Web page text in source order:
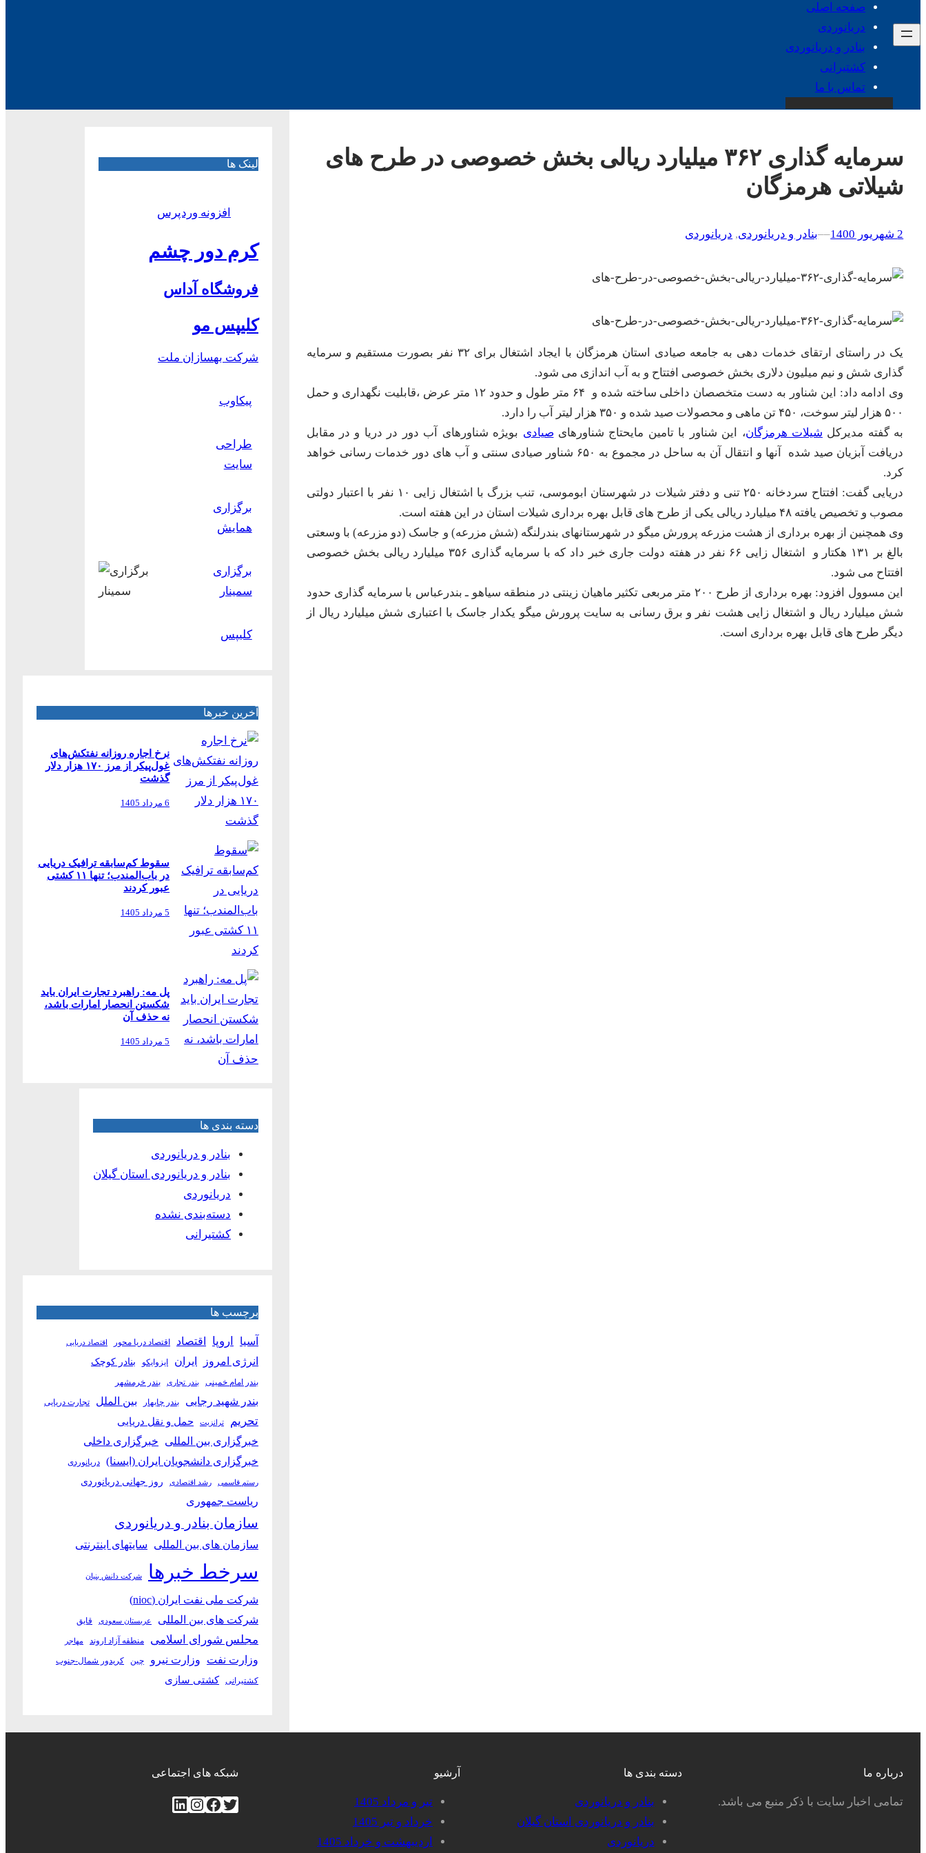
صفحه اصلی
دریانوردی
بنادر و دریانوردی
کشتیرانی
تماس با ما
سرمایه گذاری ۳۶۲ میلیارد ریالی بخش خصوصی در طرح های
شیلاتی هرمزگان
2 شهریور 1400 –
–بنادر و دریانوردی, دریانوردی
یک در راستای ارتقای خدمات دهی به جامعه صیادی استان هرمزگان با ایجاد اشتغال برای ۳۲ نفر بصورت مستقیم و سرمایه
گذاری شش و نیم میلیون دلاری بخش خصوصی افتتاح و به آب اندازی می شود.
وی ادامه داد: این شناور به دست متخصصان داخلی ساخته شده و ۶۴ متر طول و حدود ۱۲ متر عرض ،قابلیت نگهداری و حمل
۵۰۰ هزار لیتر سوخت، ۴۵۰ تن ماهی و محصولات صید شده و ۳۵۰ هزار لیتر آب را دارد.
به گفته مدیرکل شیلات هرمزگان، این شناور با تامین مایحتاج شناورهایصیادی بویژه شناورهای آب دور در دریا و در مقابل
دریافت آبزیان صید شده آنها و انتقال آن به ساحل در مجموع به ۶۵۰ شناور صیادی سنتی و آب های دور خدمات رسانی خواهد
کرد.
دریایی گفت: افتتاح سردخانه ۲۵۰ تنی و دفتر شیلات در شهرستان ابوموسی، تنب بزرگ با اشتغال زایی ۱۰ نفر با اعتبار دولتی
مصوب و تخصیص یافته ۴۸ میلیارد ریالی یکی از طرح های قابل بهره برداری شیلات استان در این هفته است.
وی همچنین از بهره برداری از هشت مزرعه پرورش میگو در شهرستانهای بندرلنگه (شش مزرعه) و جاسک (دو مزرعه) با وسعتی
بالغ بر ۱۳۱ هکتار و اشتغال زایی ۶۶ نفر در هفته دولت جاری خبر داد که با سرمایه گذاری ۳۵۶ میلیارد ریالی بخش خصوصی
افتتاح می شود.
این مسوول افزود: بهره برداری از طرح ۲۰۰ متر مربعی تکثیر ماهیان زینتی در منطقه سیاهو ـ بندرعباس با سرمایه گذاری حدود
شش میلیارد ریال و اشتغال زایی هشت نفر و برق رسانی به سایت پرورش میگو یکدار جاسک با اعتباری شش میلیارد ریال از
دیگر طرح های قابل بهره برداری است.
لینک ها
افزونه وردپرس
کرم دور چشم
فروشگاه آداس
کلیپس مو
شرکت بهسازان ملت
پیکاوب
طراحی
سایت
برگزاری
همایش
برگزاری
سمینار
کلیپس
آخرین خبرها
نرخ اجاره روزانه نفتکش‌های
غول‌پیکر از مرز ۱۷۰ هزار دلار
گذشت
6 مرداد 1405
سقوط کم‌سابقه ترافیک دریایی
در باب‌المندب؛ تنها ۱۱ کشتی
عبور کردند
5 مرداد 1405
پل مه: راهبرد تجارت ایران باید
شکستن انحصار امارات باشد،
نه حذف آن
5 مرداد 1405
دسته بندی ها
بنادر و دریانوردی
بنادر و دریانوردی استان گیلان
دریانوردی
دسته‌بندی نشده
کشتیرانی
برچسب ها
آسیا اروپا اقتصاد اقتصاد دریا محور اقتصاد دریایی
انرژی امروز ایران ایزوایکو بنادر کوچک
بندر امام خمینی بندر تجاری بندر خرمشهر
بندر شهید رجایی بندر چابهار بین الملل تجارت دریایی
تحریم ترانزیت حمل و نقل دریایی
خبرگزاری بین المللی خبرگزاری داخلی
خبرگزاری دانشجویان ایران (ایسنا)
دریانوردی
رستم قاسمی رشد اقتصادی روز جهانی دریانوردی
ریاست جمهوری
سازمان بنادر و دریانوردی
سازمان های بین المللی سایتهای اینترنتی
سرخط خبرها شرکت دانش بنیان
شرکت ملی نفت ایران (nioc)
شرکت های بین المللی
عربستان سعودی قایق
مجلس شورای اسلامی منطقه آزاد اروند مهاجر
وزارت نفت وزارت نیرو چین کریدور شمال-جنوب
کشتیرانی کشتی سازی
درباره ما
تمامی اخبار سایت با ذکر منبع می باشد.
دسته بندی ها
بنادر و دریانوردی
بنادر و دریانوردی استان گیلان
دریانوردی
آرشیو
تیر و مرداد 1405
خرداد و تیر 1405
اردیبهشت و خرداد 1405
شبکه های اجتماعی
توییتر فیس‌بوکاینستاگرم لینکداین